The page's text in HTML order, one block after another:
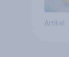
Artikel